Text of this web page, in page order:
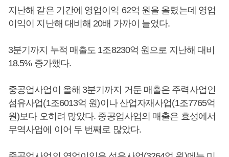
지난해 같은 기간에 영업이익 62억 원을 올렸는데 영업
이익이 지난해 대비해 20배 가까이 늘었다.
3분기까지 누적 매출도 1조8230억 원으로 지난해 대비
18.5% 증가했다.
중공업사업이 올해 3분기까지 거둔 매출은 주력사업인
섬유사업(1조6013억 원)이나 산업자재사업(1조7765억
원)보다 오히려 많았다. 중공업사업의 매출은 효성에서
무역사업에 이어 두 번째로 많았다.